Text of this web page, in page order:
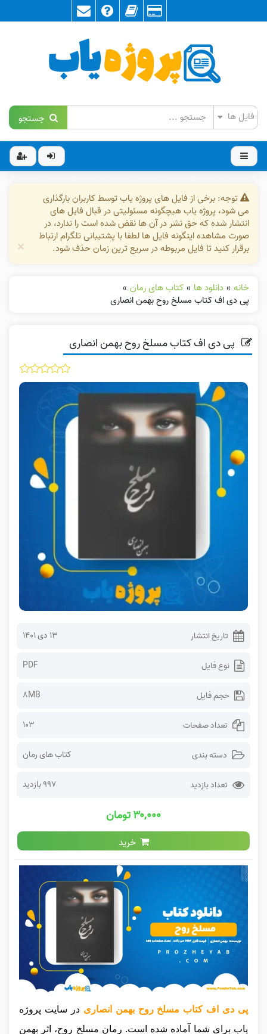
جستجو
توجه: برخی از فایل های پروژه یاب توسط کاربران بارگذاری
می شود، پروژه یاب هیچگونه مسئولیتی در قبال فایل های
انتشار شده که حق نشر در آن ها نقض شده است را ندارد، در
صورت مشاهده اینگونه فایل ها لطفا با پشتیبانی تلگرام ارتباط
برقرار کنید تا فایل مربوطه در سریع ترین زمان حذف شود.
×
خانه » دانلود ها » کتاب های رمان »
پی دی اف کتاب مسلخ روح بهمن انصاری
پی دی اف کتاب مسلخ روح بهمن انصاری
تاریخ انتشار ۱۳ دی ۱۴۰۱
نوع فایل PDF
حجم فایل 8MB
تعداد صفحات 103
دسته بندی کتاب های رمان
تعداد بازدید 997 بازدید
۳۰,۰۰۰ تومان
خرید
پی دی اف کتاب مسلخ روح بهمن انصاریدر سایت پروژه
یاب برای شما آماده شده است. رمان مسلخ روح، اثر بهمن